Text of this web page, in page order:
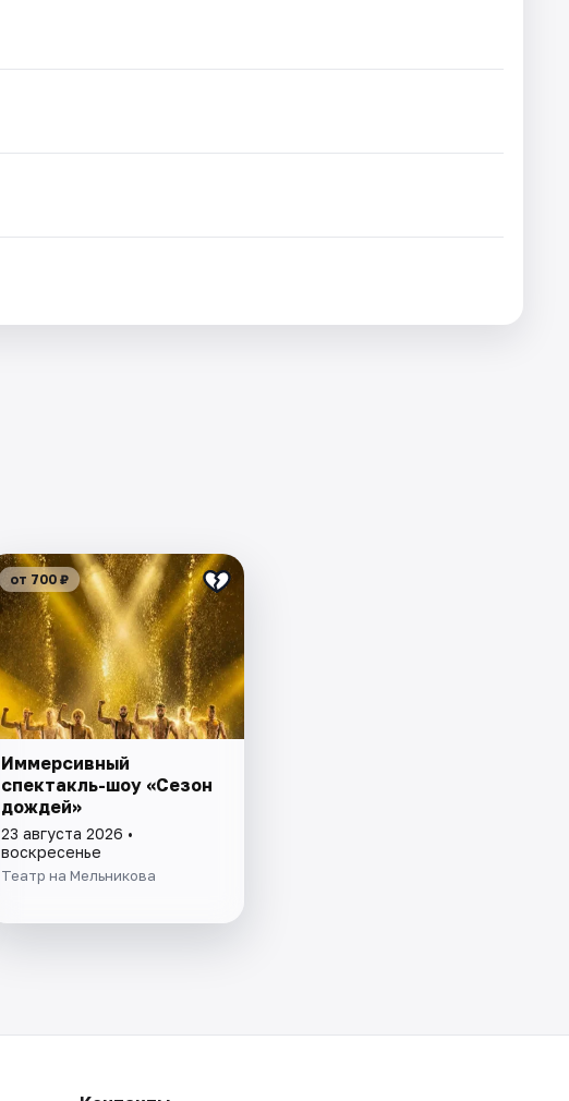
от 700 ₽
Иммерсивный
спектакль-шоу «Сезон
дождей»
23 августа 2026 •
воскресенье
Театр на Мельникова